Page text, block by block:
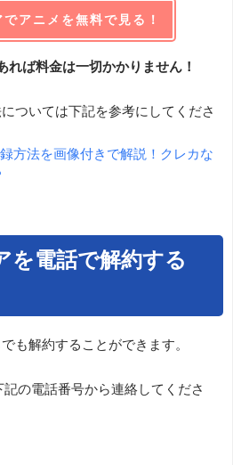
アニメを無料で見る！
ば料金は一切かかりません！
ついては下記を参考にしてくださ
方法を画像付きで解説！クレカな
を電話で解約する
も解約することができます。
の電話番号から連絡してくださ